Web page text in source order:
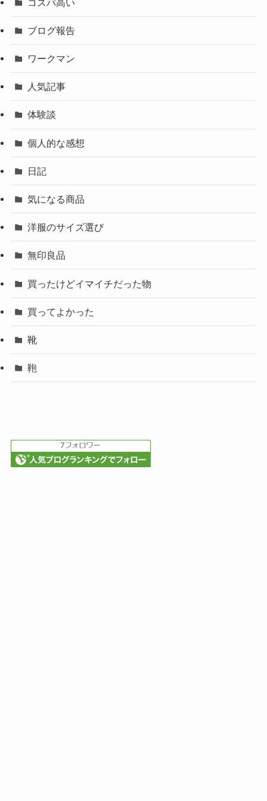
コスパ高い
ブログ報告
ワークマン
人気記事
体験談
個人的な感想
日記
気になる商品
洋服のサイズ選び
無印良品
買ったけどイマイチだった物
買ってよかった
靴
鞄